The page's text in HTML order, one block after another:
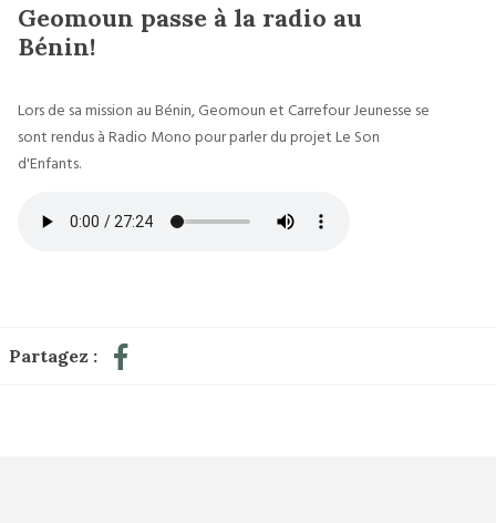
Geomoun passe à la radio au
Bénin!
Lors de sa mission au Bénin, Geomoun et Carrefour Jeunesse se
sont rendus à Radio Mono pour parler du projet Le Son
d'Enfants.
Partagez :